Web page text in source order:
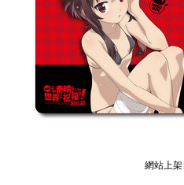
網站上